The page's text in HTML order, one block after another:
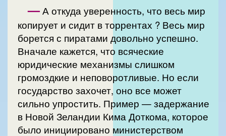
—А откуда уверенность, что весь мир
копирует и сидит в торрентах ? Весь мир
борется с пиратами довольно успешно.
Вначале кажется, что всяческие
юридические механизмы слишком
громоздкие и неповоротливые. Но если
государство захочет, оно все может
сильно упростить. Пример — задержание
в Новой Зеландии Кима Доткома, которое
было инициировано министерством